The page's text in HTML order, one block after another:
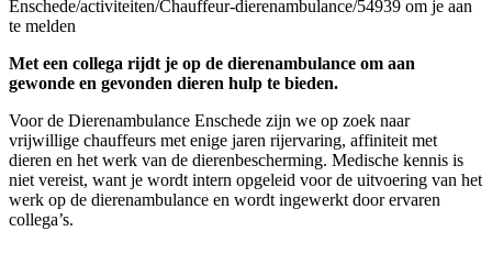
Enschede/activiteiten/Chauffeur-dierenambulance/54939 om je aan
te melden
Met een collega rijdt je op de dierenambulance om aan
gewonde en gevonden dieren hulp te bieden.
Voor de Dierenambulance Enschede zijn we op zoek naar
vrijwillige chauffeurs met enige jaren rijervaring, affiniteit met
dieren en het werk van de dierenbescherming. Medische kennis is
niet vereist, want je wordt intern opgeleid voor de uitvoering van het
werk op de dierenambulance en wordt ingewerkt door ervaren
collega’s.